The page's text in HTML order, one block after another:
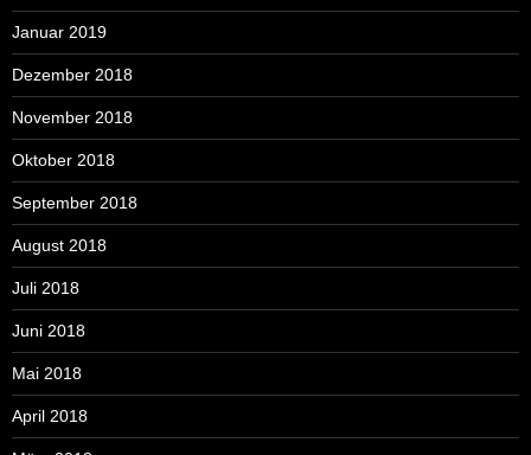
Januar 2019
Dezember 2018
November 2018
Oktober 2018
September 2018
August 2018
Juli 2018
Juni 2018
Mai 2018
April 2018